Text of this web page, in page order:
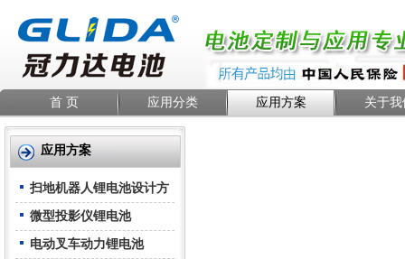
首 页 应用分类 应用方案 关于我
应用方案
扫地机器人锂电池设计方
案
微型投影仪锂电池
电动叉车动力锂电池